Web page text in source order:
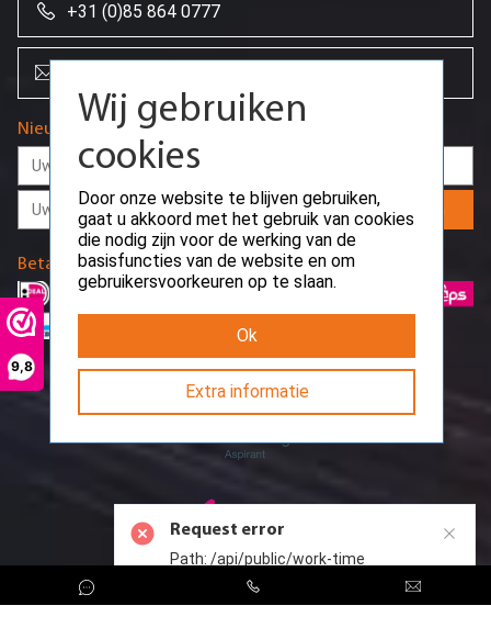
9,8
+31 (0)85 864 0777
Nieuwsbrief
Aanmelden
CreoServer © 2026 All rights reserved
Betaalmethodes
Wij gebruiken
cookies
Door onze website te blijven gebruiken,
gaat u akkoord met het gebruik van cookies
die nodig zijn voor de werking van de
basisfuncties van de website en om
gebruikersvoorkeuren op te slaan.
Ok
Extra informatie
Request error
Path: /api/public/work-time